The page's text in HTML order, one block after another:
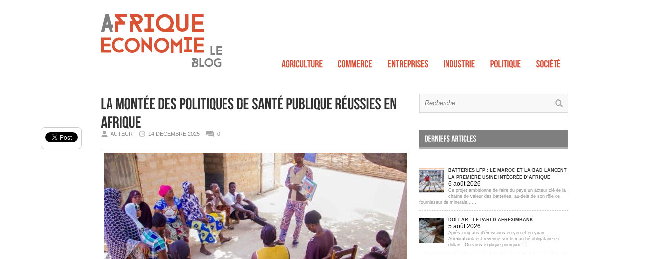
AUTEUR 14 DÉCEMBRE 2025 0
BATTERIES LFP : LE MAROC ET LA BAD LANCENT
LA PREMIÈRE USINE INTÉGRÉE D’AFRIQUE
6 août 2026
Ce projet ambitionne de faire du pays un acteur clé de la
chaîne de valeur des batteries, au-delà de son rôle de
fournisseur de minerais......
DOLLAR : LE PARI D’AFREXIMBANK
5 août 2026
Après cinq ans d'émissions en yen et en yuan,
Afreximbank est revenue sur le marché obligataire en
dollars. On vous explique pourquoi !...